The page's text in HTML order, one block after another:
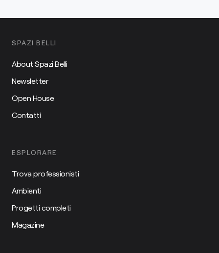
SPAZI BELLI
About Spazi Belli
Newsletter
Open House
Contatti
ESPLORARE
Trova professionisti
Ambienti
Progetti completi
Magazine